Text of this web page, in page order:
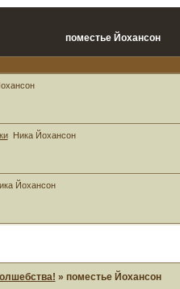
поместье Йохансон
Ника Йохансон
Йохансон
» поместье Йохансон